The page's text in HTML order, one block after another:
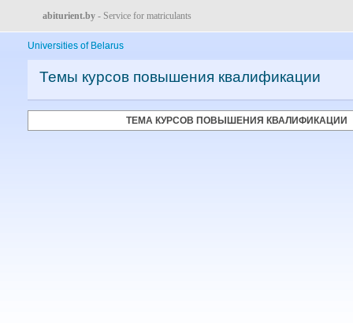
abiturient.by - Service for matriculants
Universities of Belarus
Темы курсов повышения квалификации
ТЕМА КУРСОВ ПОВЫШЕНИЯ КВАЛИФИКАЦИИ